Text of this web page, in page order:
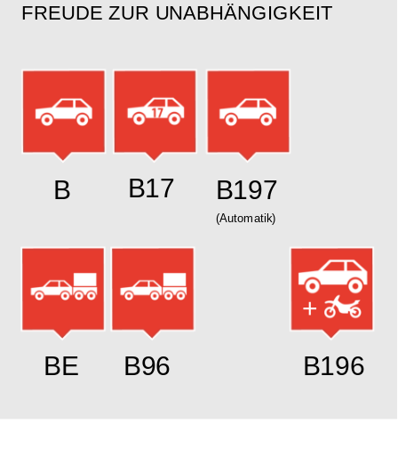
+
FREUDE ZUR UNABHÄNGIGKEIT
B B17
BE B96
B197
(Automatik)
B196